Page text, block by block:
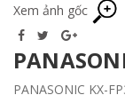
Xem ảnh gốc
PANASONIC KX-